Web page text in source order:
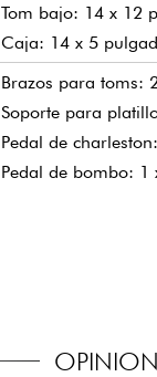
Tom bajo: 14 x 12
Caja: 14 x 5
Brazos para toms:
Soporte para
Pedal de
Pedal de bombo: 1